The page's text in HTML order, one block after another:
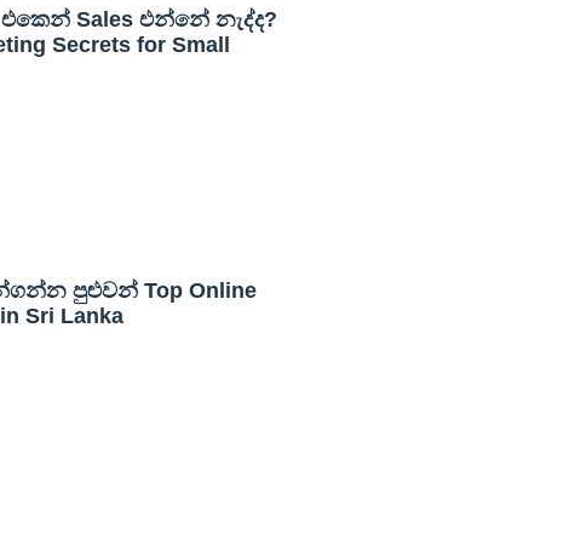
එකෙන් Sales එන්නේ නැද්ද?
Secrets for Small
පුළුවන් Top Online
Sri Lanka